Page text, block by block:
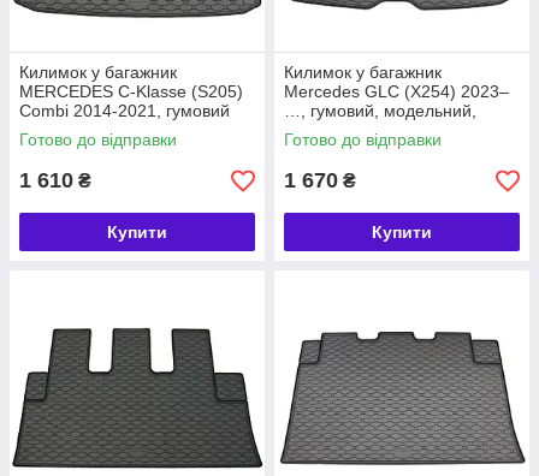
Килимок у багажник
MERCEDES C-Klasse (S205)
Combi 2014-2021, гумовий
Rigum Чехія (421071)
Готово до відправки
1 610 ₴
Купити
Килимок у багажник
Mercedes GLC (X254) 2023–
…, гумовий, модельний,
Rigum Чехія (421125)
Готово до відправки
1 670 ₴
Купити